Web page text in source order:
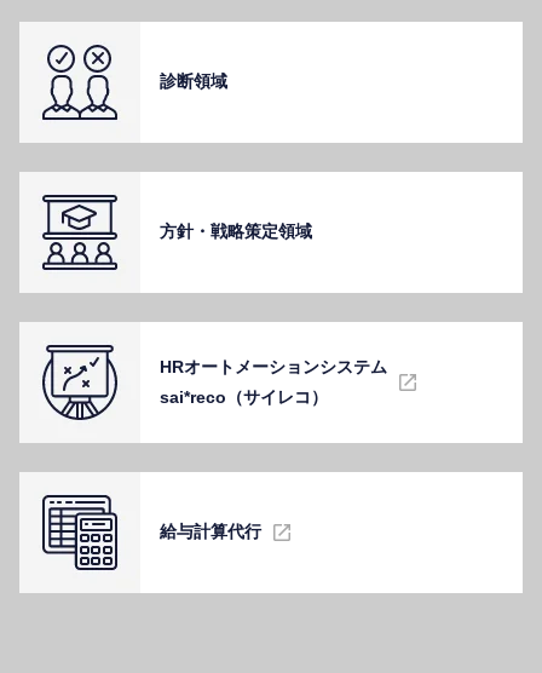
診断領域
⽅針・戦略策定領域
HRオートメーションシステム
sai*reco（サイレコ）
給与計算代⾏